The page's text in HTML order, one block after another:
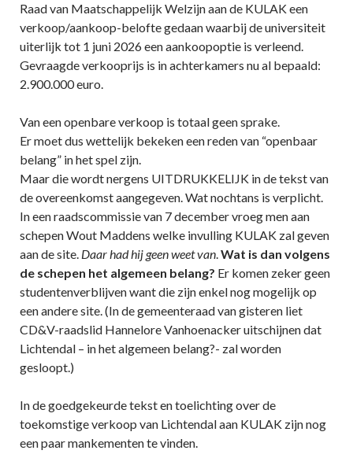
Raad van Maatschappelijk Welzijn aan de KULAK een
verkoop/aankoop-belofte gedaan waarbij de universiteit
uiterlijk tot 1 juni 2026 een aankoopoptie is verleend.
Gevraagde verkooprijs is in achterkamers nu al bepaald:
2.900.000 euro.
Van een openbare verkoop is totaal geen sprake.
Er moet dus wettelijk bekeken een reden van “openbaar
belang” in het spel zijn.
Maar die wordt nergens UITDRUKKELIJK in de tekst van
de overeenkomst aangegeven. Wat nochtans is verplicht.
In een raadscommissie van 7 december vroeg men aan
schepen Wout Maddens welke invulling KULAK zal geven
aan de site. Daar had hij geen weet van.Wat is dan volgens
de schepen het algemeen belang? Er komen zeker geen
studentenverblijven want die zijn enkel nog mogelijk op
een andere site. (In de gemeenteraad van gisteren liet
CD&V-raadslid Hannelore Vanhoenacker uitschijnen dat
Lichtendal – in het algemeen belang?- zal worden
gesloopt.)
In de goedgekeurde tekst en toelichting over de
toekomstige verkoop van Lichtendal aan KULAK zijn nog
een paar mankementen te vinden.